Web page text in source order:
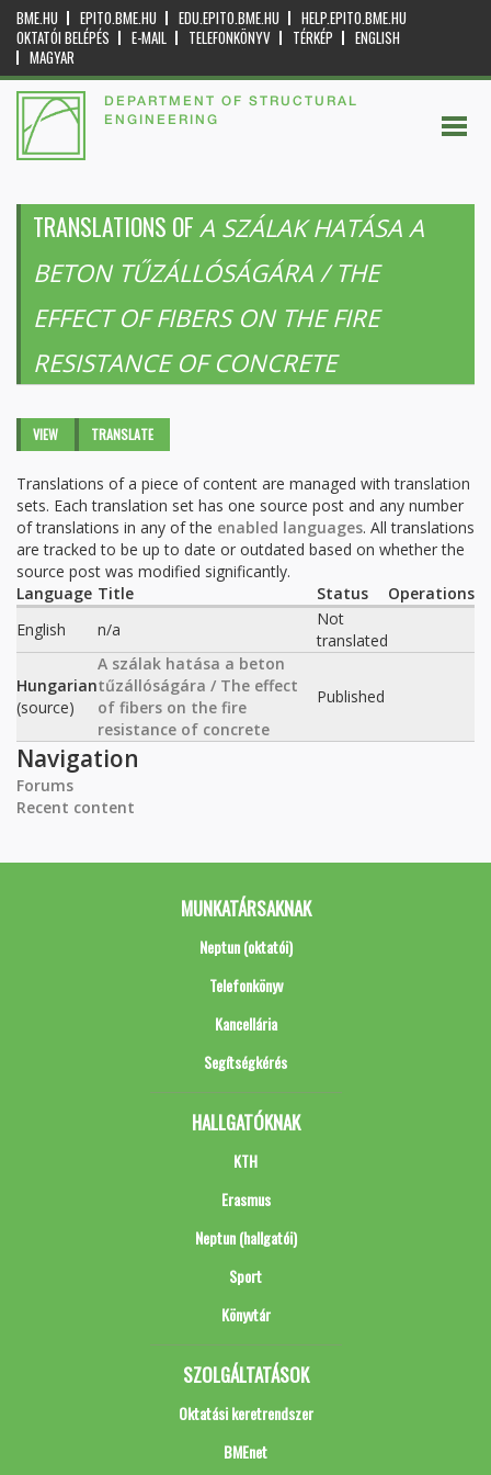
BME.HU EPITO.BME.HU EDU.EPITO.BME.HU
HELP.EPITO.BME.HU
OKTATÓI BELÉPÉS
E-MAIL TELEFONKÖNYV TÉRKÉP
ENGLISH
MAGYAR
DEPARTMENT OF STRUCTURAL
ENGINEERING
TRANSLATIONS OF A SZÁLAK HATÁSA A
BETON TŰZÁLLÓSÁGÁRA / THE
EFFECT OF FIBERS ON THE FIRE
RESISTANCE OF CONCRETE
Primary tabs
VIEW TRANSLATE
Translations of a piece of content are managed with translation
sets. Each translation set has one source post and any number
of translations in any of the enabled languages. All translations
are tracked to be up to date or outdated based on whether the
source post was modified significantly.
Language Title Status
Operations
English
n/a
Not
translated
Hungarian
(source)
A szálak hatása a beton
tűzállóságára / The effect
of fibers on the fire
resistance of concrete
Published
Navigation
Forums
Recent content
MUNKATÁRSAKNAK
Neptun (oktatói)
Telefonkönyv
Kancellária
Segítségkérés
HALLGATÓKNAK
KTH
Erasmus
Neptun (hallgatói)
Sport
Könyvtár
SZOLGÁLTATÁSOK
Oktatási keretrendszer
BMEnet